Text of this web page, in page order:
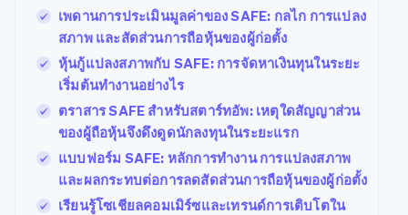
เพดานการประเมินมูลค่าของ SAFE: กลไก การแปลง
สภาพ และสัดส่วนการถือหุ้นของผู้ก่อตั้ง
หุ้นกู้แปลงสภาพกับ SAFE: การจัดหาเงินทุนในระยะ
เริ่มต้นทำงานอย่างไร
ตราสาร SAFE สำหรับสตาร์ทอัพ: เหตุใดสัญญาส่วน
ของผู้ถือหุ้นจึงดึงดูดนักลงทุนในระยะแรก
แบบฟอร์ม SAFE: หลักการทำงาน การแปลงสภาพ
และผลกระทบต่อการลดสัดส่วนการถือหุ้นของผู้ก่อตั้ง
เรียนรู้โซเชียลคอมเมิร์ซและเทรนด์การเติบโตใน